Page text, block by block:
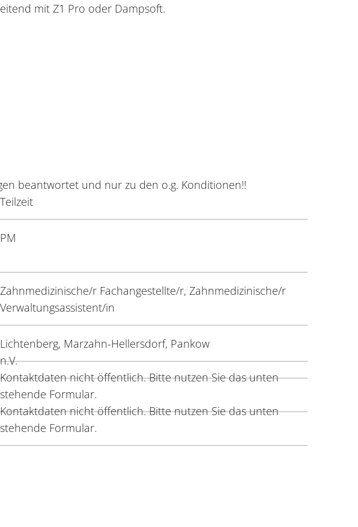
mit Z1 Pro oder Dampsoft.
beantwortet und nur zu den o.g. Konditionen!!
Teilzeit
PM
Zahnmedizinische/r Fachangestellte/r, Zahnmedizinische/r
Verwaltungsassistent/in
Lichtenberg, Marzahn-Hellersdorf, Pankow
n.V.
Kontaktdaten nicht öffentlich. Bitte nutzen Sie das unten
stehende Formular.
Kontaktdaten nicht öffentlich. Bitte nutzen Sie das unten
stehende Formular.